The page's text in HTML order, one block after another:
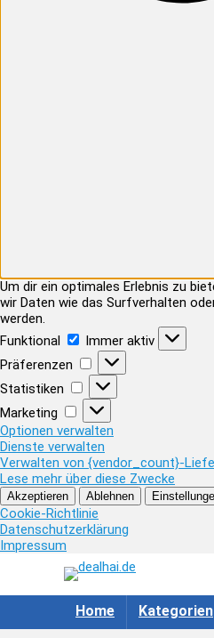
Um dir ein optimales Erlebnis zu
wir Daten wie das Surfverhalten
werden.
Funktional
Funktional
Immer aktiv
Präferenzen
Präferenzen
Statistiken
Statistiken
Marketing
Marketing
Optionen verwalten
Dienste verwalten
Verwalten von {vendor_count}-
Lese mehr über diese Zwecke
Akzeptieren Ablehnen
Cookie-Richtlinie
Datenschutzerklärung
Impressum
Home Kategorien